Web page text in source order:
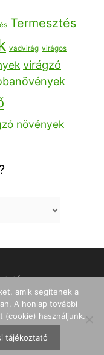
Termesztés
vadvirág virágos
virágzó
növények
• Készült
amik segítenek a
A honlap további
(cookie) használjunk.
tájékoztató